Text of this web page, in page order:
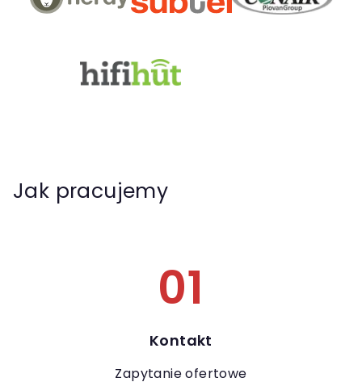
Jak pracujemy
01
Kontakt
Zapytanie ofertowe